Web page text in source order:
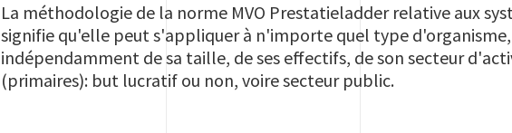
La méthodologie de la norme MVO Prestatieladder relative aux
signifie qu'elle peut s'appliquer à n'importe quel type
indépendamment de sa taille, de ses effectifs, de son secteur
(primaires): but lucratif ou non, voire secteur public.